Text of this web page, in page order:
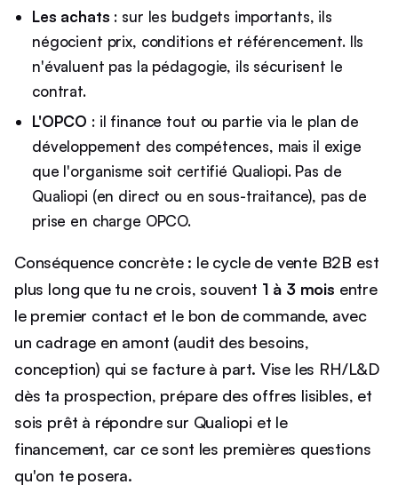
Les achats : sur les budgets importants, ils
négocient prix, conditions et référencement. Ils
n'évaluent pas la pédagogie, ils sécurisent le
contrat.
L'OPCO : il finance tout ou partie via le plan de
développement des compétences, mais il exige
que l'organisme soit certifié Qualiopi. Pas de
Qualiopi (en direct ou en sous-traitance), pas de
prise en charge OPCO.
Conséquence concrète : le cycle de vente B2B est
plus long que tu ne crois, souvent 1 à 3 mois entre
le premier contact et le bon de commande, avec
un cadrage en amont (audit des besoins,
conception) qui se facture à part. Vise les RH/L&D
dès ta prospection, prépare des offres lisibles, et
sois prêt à répondre sur Qualiopi et le
financement, car ce sont les premières questions
qu'on te posera.